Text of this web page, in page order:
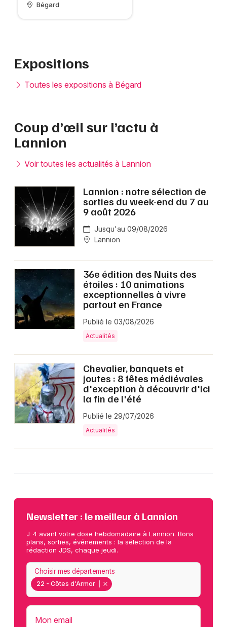
Bégard
Expositions
Toutes les expositions à Bégard
Coup d’œil sur l’actu à
Lannion
Voir toutes les actualités à Lannion
Lannion : notre sélection de
sorties du week-end du 7 au
9 août 2026
Jusqu'au 09/08/2026
Lannion
36e édition des Nuits des
étoiles : 10 animations
exceptionnelles à vivre
partout en France
Publié le 03/08/2026
Actualités
Chevalier, banquets et
joutes : 8 fêtes médiévales
d'exception à découvrir d'ici
la fin de l'été
Publié le 29/07/2026
Actualités
Newsletter : le meilleur à Lannion
J-4 avant votre dose hebdomadaire à Lannion. Bons
plans, sorties, événements : la sélection de la
rédaction JDS, chaque jeudi.
22 - Côtes d'Armor
Choisir mes départements
Mon email